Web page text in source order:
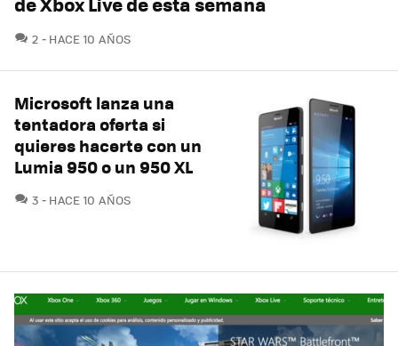
2 COMENTARIOS
HACE 10 AÑOS
Microsoft lanza una
tentadora oferta si
quieres hacerte con un
Lumia 950 o un 950 XL
3 COMENTARIOS
HACE 10 AÑOS